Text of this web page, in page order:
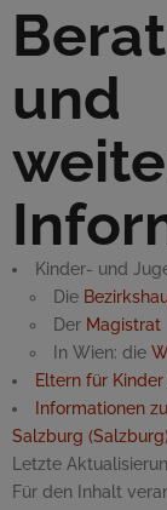
und
Kinder- und
Die
Der Magistrat
In Wien: die
Eltern für Kinder
Informationen
Salzburg
Letzte
Für den Inhalt